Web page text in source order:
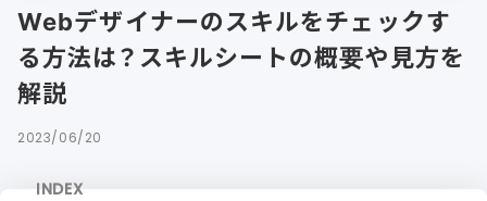
Webデザイナーのスキルをチェックす
る方法は？スキルシートの概要や見方を
解説
2023/06/20
INDEX